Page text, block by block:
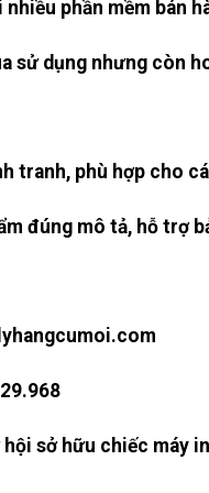
phần mềm bán
sử dụng nhưng còn
tranh, phù hợp cho
đúng mô tả, hỗ trợ
sở hữu chiếc máy